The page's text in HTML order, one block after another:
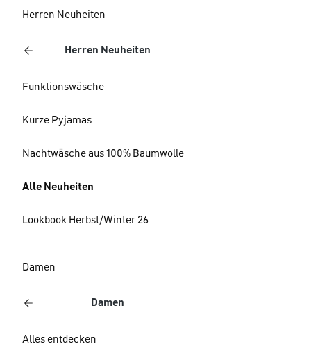
Herren Neuheiten
Herren Neuheiten
Funktionswäsche
Kurze Pyjamas
Nachtwäsche aus 100% Baumwolle
Alle Neuheiten
Lookbook Herbst/Winter 26
Damen
Damen
Alles entdecken